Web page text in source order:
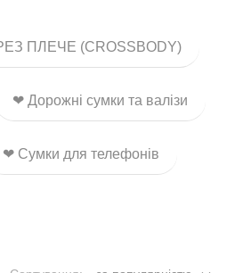
ПЛЕЧЕ (CROSSBODY)
❤ Дорожні сумки та валізи
❤ Сумки для телефонів